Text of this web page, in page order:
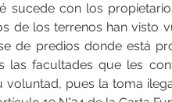
sucede con los
de los terrenos han visto
de predios donde está
las facultades que les
voluntad, pues la toma